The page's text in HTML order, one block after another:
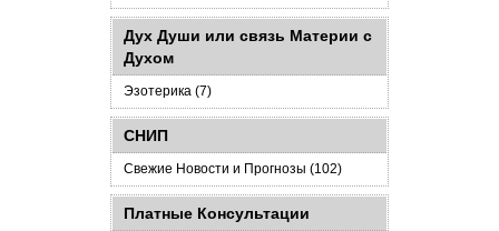
Дух Души или связь Материи с
Духом
Эзотерика (7)
СНИП
Свежие Новости и Прогнозы (102)
Платные Консультации